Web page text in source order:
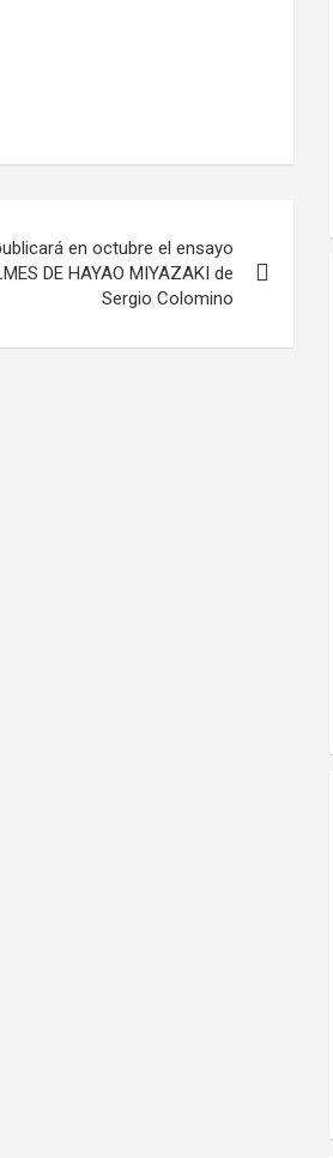
en octubre el ensayo
DE HAYAO MIYAZAKI de
Sergio Colomino